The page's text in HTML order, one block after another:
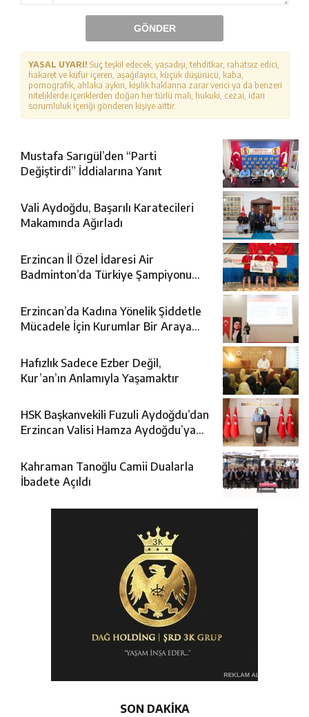
GÖNDER
YASAL UYARI! Suç teşkil edecek, yasadışı, tehditkar, rahatsız edici,
hakaret ve küfür içeren, aşağılayıcı, küçük düşürücü, kaba,
pornografik, ahlaka aykırı, kişilik haklarına zarar verici ya da benzeri
niteliklerde içeriklerden doğan her türlü mali, hukuki, cezai, idari
sorumluluk içeriği gönderen kişiye aittir.
Mustafa Sarıgül’den “Parti
Değiştirdi” İddialarına Yanıt
Vali Aydoğdu, Başarılı Karatecileri
Makamında Ağırladı
Erzincan İl Özel İdaresi Air
Badminton’da Türkiye Şampiyonu
Erzincan’da Kadına Yönelik Şiddetle
Mücadele İçin Kurumlar Bir Araya
Hafızlık Sadece Ezber Değil,
Kur’an’ın Anlamıyla Yaşamaktır
HSK Başkanvekili Fuzuli Aydoğdu’dan
Erzincan Valisi Hamza Aydoğdu’ya
Kahraman Tanoğlu Camii Dualarla
İbadete Açıldı
SON DAKİKA